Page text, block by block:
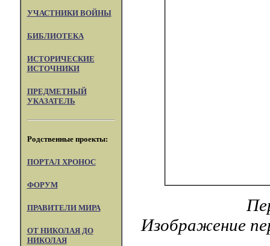
УЧАСТНИКИ ВОЙНЫ
БИБЛИОТЕКА
ИСТОРИЧЕСКИЕ
ИСТОЧНИКИ
ПРЕДМЕТНЫЙ
УКАЗАТЕЛЬ
Родственные проекты:
ПОРТАЛ XPOHOC
ФОРУМ
ПРАВИТЕЛИ МИРА
ОТ НИКОЛАЯ ДО
НИКОЛАЯ
Изображение